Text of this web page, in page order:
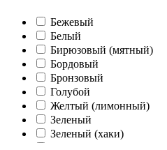
Бежевый
Белый
Бирюзовый (мятный)
Бордовый
Бронзовый
Голубой
Желтый (лимонный)
Зеленый
Зеленый (хаки)